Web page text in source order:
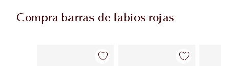
Compra barras de labios rojas
Artículo 1 de 25 Artículo 2 de 25